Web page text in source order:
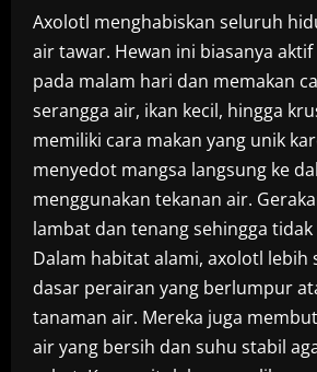
Axolotl menghabiskan seluruh
air tawar. Hewan ini biasanya
pada malam hari dan memakan
serangga air, ikan kecil, hingga
memiliki cara makan yang unik
menyedot mangsa langsung ke
menggunakan tekanan air.
lambat dan tenang sehingga
Dalam habitat alami, axolotl lebih
dasar perairan yang berlumpur
tanaman air. Mereka juga
air yang bersih dan suhu stabil